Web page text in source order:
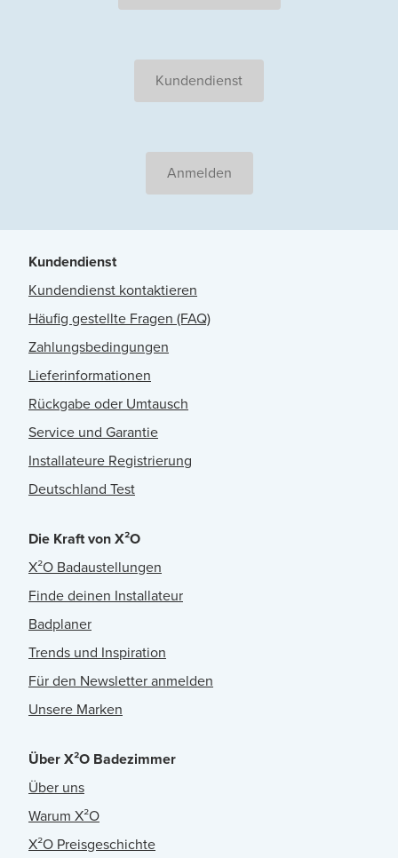
Kundendienst
Anmelden
Kundendienst
Kundendienst kontaktieren
Häufig gestellte Fragen (FAQ)
Zahlungsbedingungen
Lieferinformationen
Rückgabe oder Umtausch
Service und Garantie
Installateure Registrierung
Deutschland Test
Die Kraft von X²O
X²O Badaustellungen
Finde deinen Installateur
Badplaner
Trends und Inspiration
Für den Newsletter anmelden
Unsere Marken
Über X²O Badezimmer
Über uns
Warum X²O
X²O Preisgeschichte